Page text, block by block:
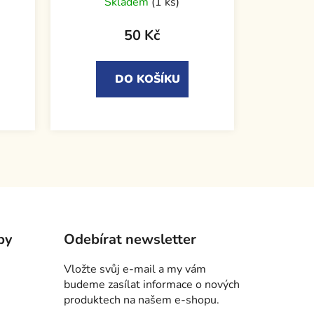
50 Kč
DO KOŠÍKU
Odebírat newsletter
Vložte svůj e-mail a my vám
budeme zasílat informace o nových
produktech na našem e-shopu.